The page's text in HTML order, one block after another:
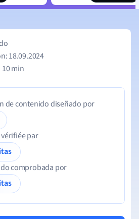
18.09.2024
min
de contenido diseñado por
par
comprobada por